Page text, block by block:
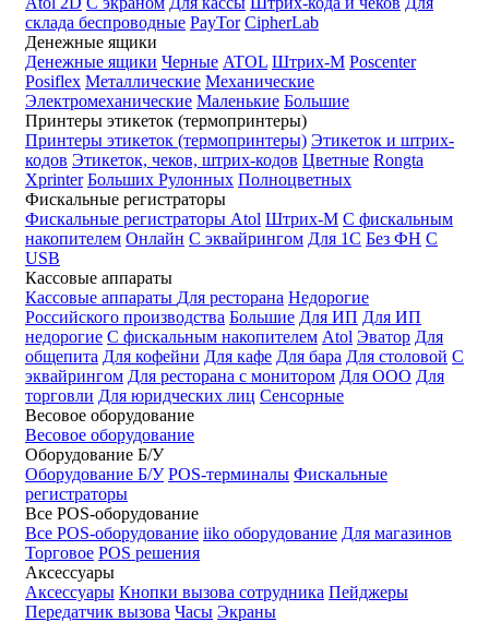
склада беспроводные PayTor CipherLab
Денежные ящики
Денежные ящики Черные ATOL Штрих-М Poscenter
Posiflex Металлические Механические
Электромеханические Маленькие Большие
Принтеры этикеток (термопринтеры)
Принтеры этикеток (термопринтеры) Этикеток и штрих-
кодов Этикеток, чеков, штрих-кодов Цветные Rongta
Xprinter Больших Рулонных Полноцветных
Фискальные регистраторы
Фискальные регистраторы Atol Штрих-М С фискальным
накопителем Онлайн С эквайрингом Для 1С Без ФН С
USB
Кассовые аппараты
Кассовые аппараты Для ресторана Недорогие
Российского производства Большие Для ИП Для ИП
недорогие С фискальным накопителем Atol Эватор Для
общепита Для кофейни Для кафе Для бара Для столовой С
эквайрингом Для ресторана с монитором Для ООО Для
торговли Для юридческих лиц Сенсорные
Весовое оборудование
Весовое оборудование
Оборудование Б/У
Оборудование Б/У POS-терминалы Фискальные
регистраторы
Все POS-оборудование
Все POS-оборудование iiko оборудование Для магазинов
Торговое POS решения
Аксессуары
Аксессуары Кнопки вызова сотрудника Пейджеры
Передатчик вызова Часы Экраны